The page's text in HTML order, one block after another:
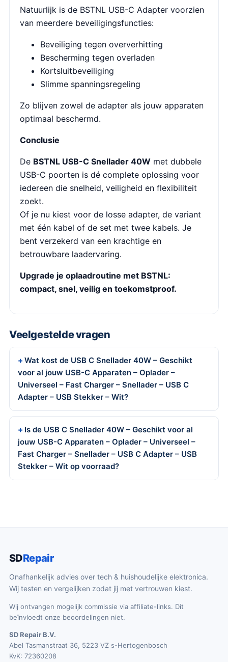
Natuurlijk is de BSTNL USB-C Adapter voorzien
van meerdere beveiligingsfuncties:
Beveiliging tegen oververhitting
Bescherming tegen overladen
Kortsluitbeveiliging
Slimme spanningsregeling
Zo blijven zowel de adapter als jouw apparaten
optimaal beschermd.
Conclusie
De BSTNL USB-C Snellader 40W met dubbele
USB-C poorten is dé complete oplossing voor
iedereen die snelheid, veiligheid en flexibiliteit
zoekt.
Of je nu kiest voor de losse adapter, de variant
met één kabel of de set met twee kabels. Je
bent verzekerd van een krachtige en
betrouwbare laadervaring.
Upgrade je oplaadroutine met BSTNL:
compact, snel, veilig en toekomstproof.
Veelgestelde vragen
Wat kost de USB C Snellader 40W – Geschikt
voor al jouw USB-C Apparaten – Oplader –
Universeel – Fast Charger – Snellader – USB C
Adapter – USB Stekker – Wit?
Is de USB C Snellader 40W – Geschikt voor al
jouw USB-C Apparaten – Oplader – Universeel –
Fast Charger – Snellader – USB C Adapter – USB
Stekker – Wit op voorraad?
SDRepair
Onafhankelijk advies over tech & huishoudelijke elektronica.
Wij testen en vergelijken zodat jij met vertrouwen kiest.
Wij ontvangen mogelijk commissie via affiliate-links. Dit
beïnvloedt onze beoordelingen niet.
SD Repair B.V.
Abel Tasmanstraat 36, 5223 VZ s-Hertogenbosch
KvK: 72360208